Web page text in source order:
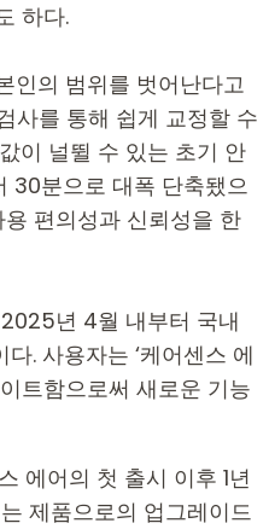
하다.
인의 범위를 벗어난다고
사를 통해 쉽게 교정할 수
이 널뛸 수 있는 초기 안
30분으로 대폭 단축됐으
편의성과 신뢰성을 한
년 4월 내부터 국내
. 사용자는 ‘케어센스 에
트함으로써 새로운 기능
에어의 첫 출시 이후 1년
제품으로의 업그레이드